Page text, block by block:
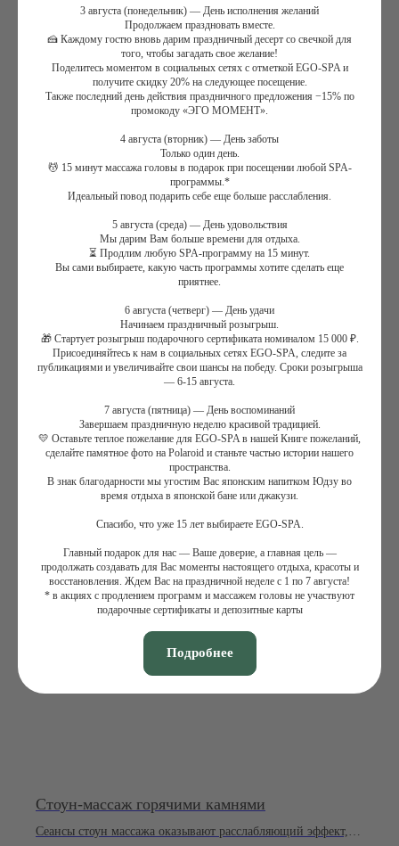
уставших мышц и далее полное расслабление организма, снятию
напряжения и стресса, улучшение самочувствия, дарит
удовольствие и ощущение спокойствия и гармонии.
Горячий компресс для стоп
Масло каритеLa Sultane de Saba на выбор 3 аромата:
(зеленый чай/имбирь, аюрведа, апельсиновые цветы)
Точечный массаж стоп
Оздоровительный массаж спины
Спортивный массаж телас глубокой проработкой мышц
Фитнес массаж
, направленный на мягкую растяжку мышц
кистей рук, лица и головы
Завершающая растяжка мышщ
Чайная церемония с легким угощением
Фирменный массаж
Косметика: La Sultane de Saba
Длительность: 1 час
Длительность: 1 час 30 минут
Длительность: 2 часа
Смотрите также
Стоун-массаж горячими камнями
Сеансы стоун массажа оказывают расслабляющий эффект,
СПА-день
+7 (495) 120-23-81
Обратный звонок
Талассо-бар
Летние СПА-программы
МАССАЖИ
Массажи
СПА-массажи
3 августа (понедельник) — День исполнения желаний
Продолжаем праздновать вместе.
🍰 Каждому гостю вновь дарим праздничный десерт со свечкой для
того, чтобы загадать свое желание!
Поделитесь моментом в социальных сетях с отметкой EGO-SPA и
получите скидку 20% на следующее посещение.
Также последний день действия праздничного предложения −15% по
промокоду «ЭГО МОМЕНТ».
4 августа (вторник) — День заботы
Только один день.
💆 15 минут массажа головы в подарок при посещении любой SPA-
программы.*
Идеальный повод подарить себе еще больше расслабления.
5 августа (среда) — День удовольствия
Мы дарим Вам больше времени для отдыха.
⏳ Продлим любую SPA-программу на 15 минут.
Вы сами выбираете, какую часть программы хотите сделать еще
приятнее.
6 августа (четверг) — День удачи
Начинаем праздничный розыгрыш.
🎁 Стартует розыгрыш подарочного сертификата номиналом 15 000 ₽.
Присоединяйтесь к нам в социальных сетях EGO-SPA, следите за
публикациями и увеличивайте свои шансы на победу. Сроки розыгрыша
— 6-15 августа.
7 августа (пятница) — День воспоминаний
Завершаем праздничную неделю красивой традицией.
💛 Оставьте теплое пожелание для EGO-SPA в нашей Книге пожеланий,
сделайте памятное фото на Polaroid и станьте частью истории нашего
пространства.
В знак благодарности мы угостим Вас японским напитком Юдзу во
время отдыха в японской бане или джакузи.
Спасибо, что уже 15 лет выбираете EGO-SPA.
Главный подарок для нас — Ваше доверие, а главная цель —
продолжать создавать для Вас моменты настоящего отдыха, красоты и
восстановления. Ждем Вас на праздничной неделе с 1 по 7 августа!
* в акциях с продлением программ и массажем головы не участвуют
подарочные сертификаты и депозитные карты
Подробнее